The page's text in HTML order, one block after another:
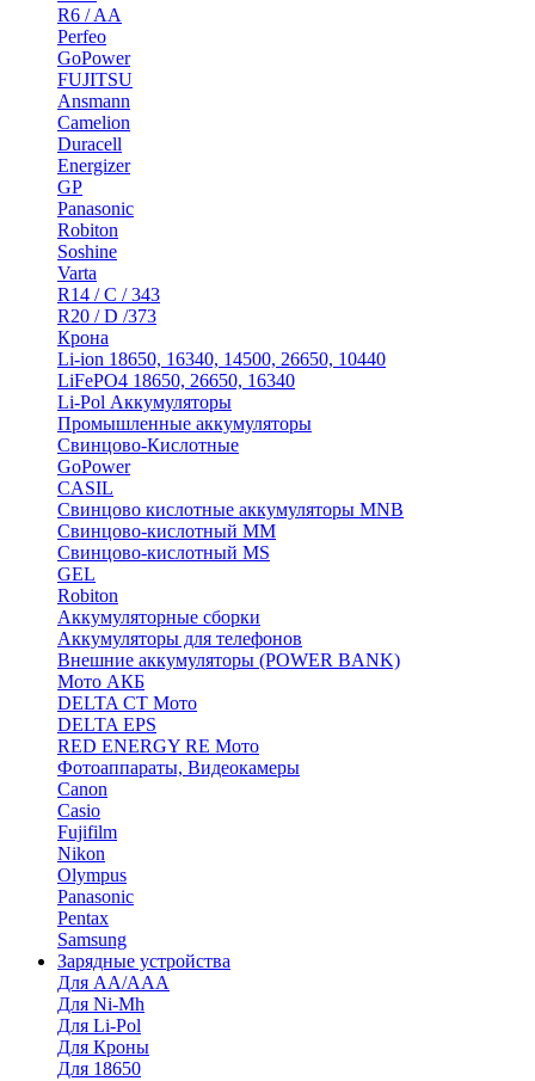
R6 / AA
Perfeo
GoPower
FUJITSU
Ansmann
Camelion
Duracell
Energizer
GP
Panasonic
Robiton
Soshine
Varta
R14 / C / 343
R20 / D /373
Крона
Li-ion 18650, 16340, 14500, 26650, 10440
LiFePO4 18650, 26650, 16340
Li-Pol Аккумуляторы
Промышленные аккумуляторы
Свинцово-Кислотные
GoPower
CASIL
Свинцово кислотные аккумуляторы MNB
Cвинцово-кислотный MM
Cвинцово-кислотный MS
GEL
Robiton
Аккумуляторные сборки
Аккумуляторы для телефонов
Внешние аккумуляторы (POWER BANK)
Мото АКБ
DELTA CT Мото
DELTA EPS
RED ENERGY RE Мото
Фотоаппараты, Видеокамеры
Canon
Casio
Fujifilm
Nikon
Olympus
Panasonic
Pentax
Samsung
Зарядные устройства
Для AA/AAA
Для Ni-Mh
Для Li-Pol
Для Кроны
Для 18650